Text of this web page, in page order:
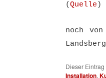
(Quelle )
noch
Dieser
Installation,